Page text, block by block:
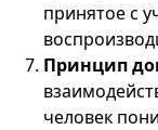
принятое с
Принцип
человек